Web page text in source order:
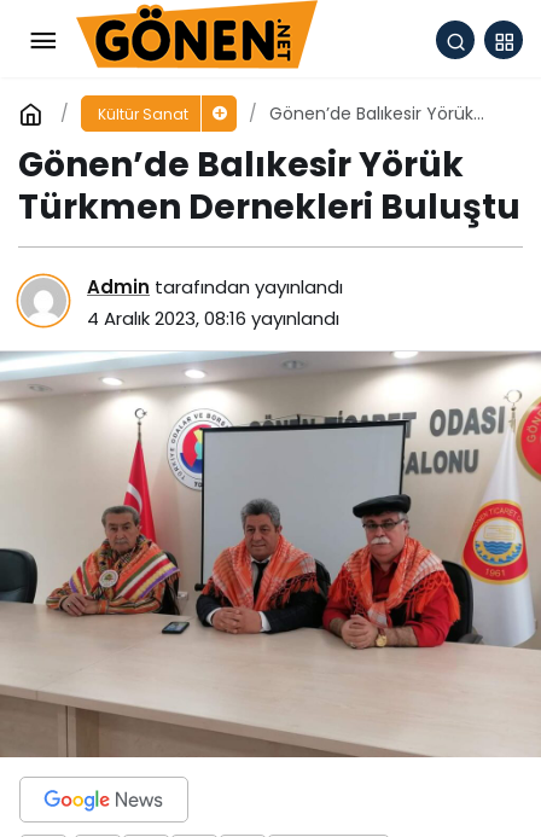
Kültür Sanat
Gönen’de Balıkesir Yörük
Gönen’de Balıkesir Yörük
Türkmen Dernekleri Buluştu
Admin tarafından yayınlandı
4 Aralık 2023, 08:16 yayınlandı